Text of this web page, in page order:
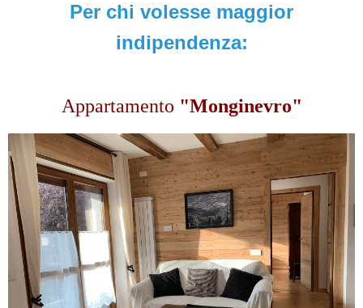
Per chi volesse maggior
indipendenza:
Appartamento "Monginevro"